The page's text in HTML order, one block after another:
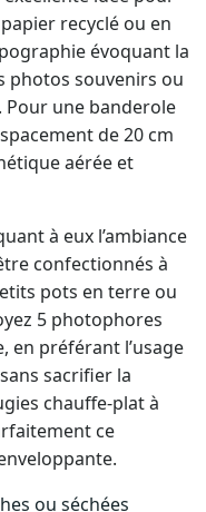
évoquant la
photos souvenirs ou
Pour une banderole
de 20 cm
aérée et
confectionnés à
pots en terre ou
5 photophores
préférant l’usage
sacrifier la
chauffe-plat à
ce